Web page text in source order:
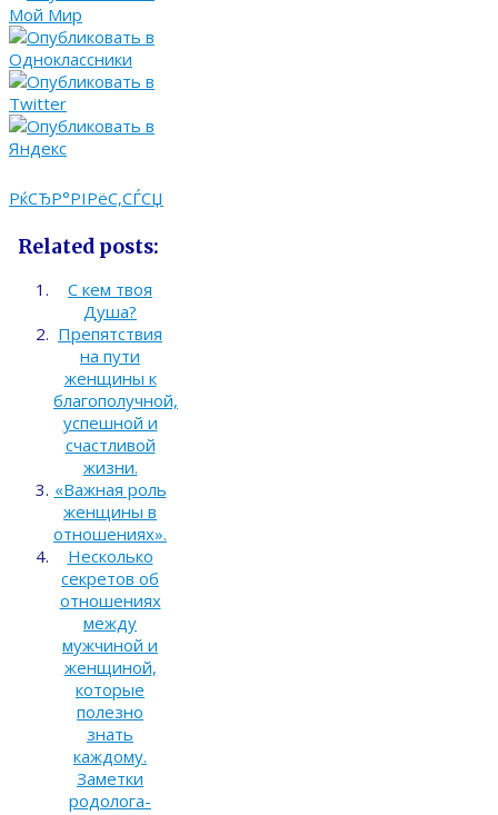
РќСЂР°РІРёС‚СЃСЏ
Related posts:
С кем твоя
Душа?
Препятствия
на пути
женщины к
благополучной,
успешной и
счастливой
жизни.
«Важная роль
женщины в
отношениях».
Несколько
секретов об
отношениях
между
мужчиной и
женщиной,
которые
полезно
знать
каждому.
Заметки
родолога-